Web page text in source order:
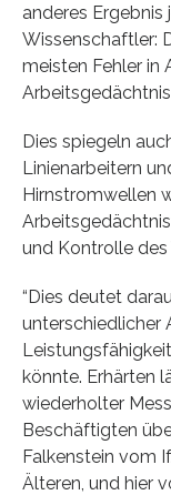
anderes
Wissenschaftler:
meisten Fehler in
Dies spiegeln
Linienarbeitern
Hirnstromwellen
und Kontrolle des
“Dies deutet
unterschiedlicher
könnte. Erhärten
wiederholter
Beschäftigten
Falkenstein vom
Älteren, und hier